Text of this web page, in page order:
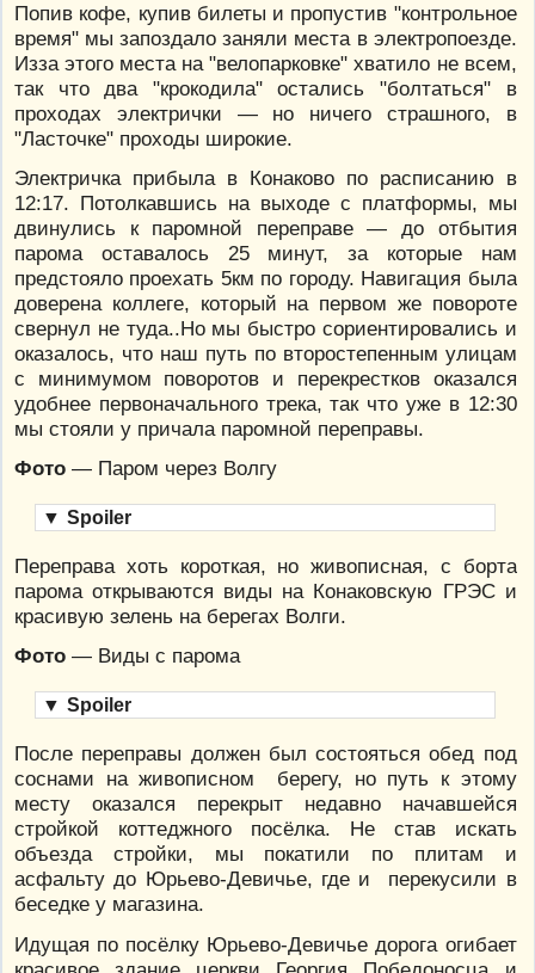
Попив кофе, купив билеты и пропустив "контрольное
время" мы запоздало заняли места в электропоезде.
Изза этого места на "велопарковке" хватило не всем,
так что два "крокодила" остались "болтаться" в
проходах электрички — но ничего страшного, в
"Ласточке" проходы широкие.
Электричка прибыла в Конаково по расписанию в
12:17. Потолкавшись на выходе с платформы, мы
двинулись к паромной переправе — до отбытия
парома оставалось 25 минут, за которые нам
предстояло проехать 5км по городу. Навигация была
доверена коллеге, который на первом же повороте
свернул не туда..Но мы быстро сориентировались и
оказалось, что наш путь по второстепенным улицам
с минимумом поворотов и перекрестков оказался
удобнее первоначального трека, так что уже в 12:30
мы стояли у причала паромной переправы.
Фото — Паром через Волгу
▼ Spoiler
Переправа хоть короткая, но живописная, с борта
парома открываются виды на Конаковскую ГРЭС и
красивую зелень на берегах Волги.
Фото — Виды с парома
▼ Spoiler
После переправы должен был состояться обед под
соснами на живописном берегу, но путь к этому
месту оказался перекрыт недавно начавшейся
стройкой коттеджного посёлка. Не став искать
объезда стройки, мы покатили по плитам и
асфальту до Юрьево-Девичье, где и перекусили в
беседке у магазина.
Идущая по посёлку Юрьево-Девичье дорога огибает